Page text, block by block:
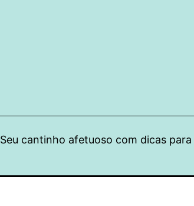
Seu cantinho afetuoso com dicas